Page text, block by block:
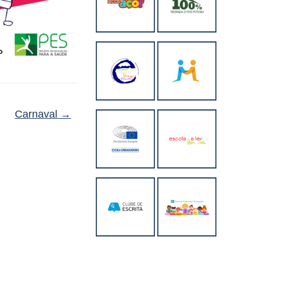
Carnaval →